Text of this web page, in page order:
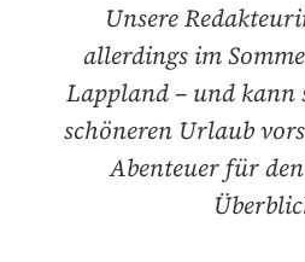
Unsere
allerdings im
Lappland – und kann
schöneren Urlaub
Abenteuer für